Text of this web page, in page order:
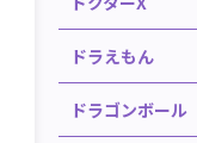
ドラえもん
ドラゴンボール